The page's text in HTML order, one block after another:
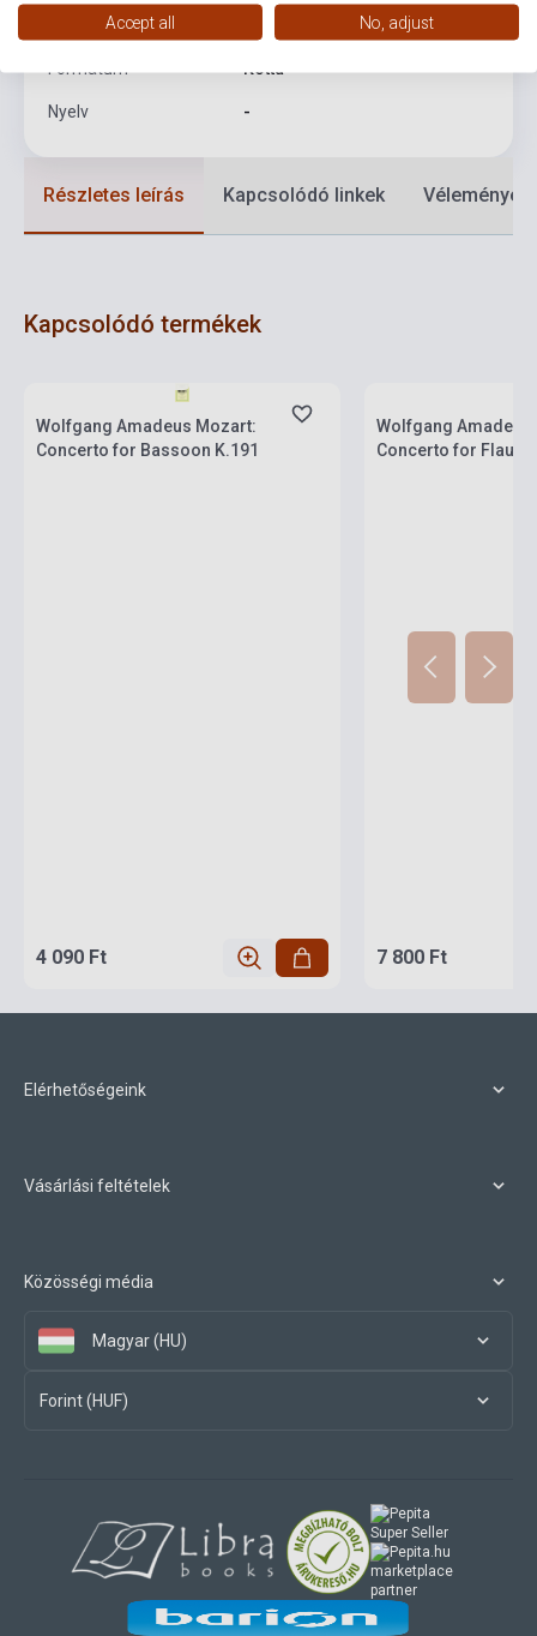
Kiadási év
Formátum Kotta
Nyelv -
Részletes leírás Kapcsolódó linkek Vélemények
Kapcsolódó termékek
Wolfgang Amadeus Mozart:
Concerto for Bassoon K.191
4 090 Ft
Wolfgang Amadeus
Concerto for Flauto
7 800 Ft
Elérhetőségeink
Vásárlási feltételek
Közösségi média
Magyar (HU)
Forint (HUF)
marketplace
partner
Accept all No, adjust